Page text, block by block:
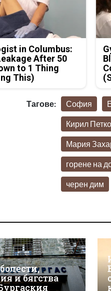
in Columbus:
After 50
to 1 Thing
This)
Тагове: София
Кирил
Мария
горене на
черен дим
и бягства